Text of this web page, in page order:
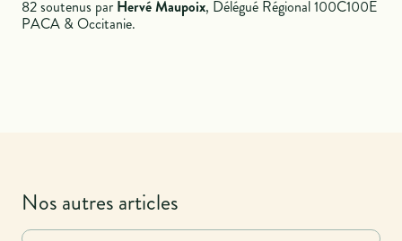
82 soutenus parHervé Maupoix, Délégué Régional 100C100E
PACA & Occitanie.
Nos autres articles